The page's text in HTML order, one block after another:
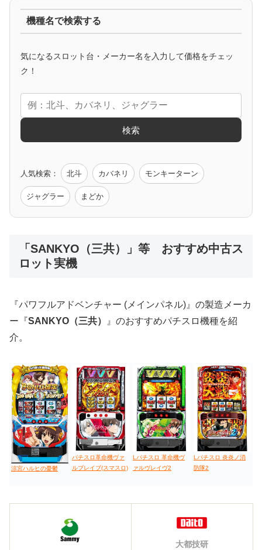
アニメタイアップ
エヴァ コードギアス 化物語 炎炎ノ消防隊
モンハン バイオ ペルソナ
値下げ台 ディスクアップ
機種名で検索する
気になるスロット台・メーカー名を入力して価格をチェッ
ク！
検索
人気検索： 北斗 カバネリ モンキーターン
ジャグラー まどか
「SANKYO（三共）」等 おすすめ中古ス
ロット実機
『パワフルアドベンチャー (メインパネル)』の製造メーカ
ー『SANKYO（三共）
』のおすすめパチスロ機種を紹
介。
涼宮ハルヒの憂鬱
パチスロ革命機ヴァ
ルブレイブ(スマスロ)
Lパチスロ 革命機ヴ
ァルヴレイヴ2
Lパチスロ 炎炎ノ消
防隊2
大都技研